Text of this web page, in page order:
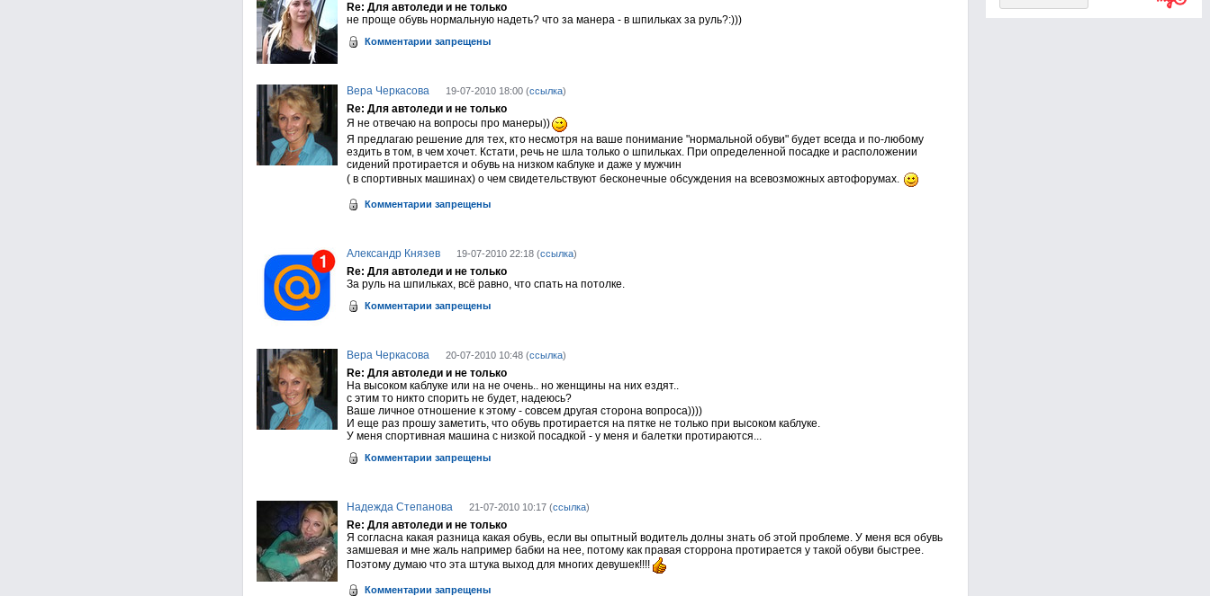
Re: Для автоледи и не только
не проще обувь нормальную надеть? что за манера - в шпильках за руль?:)))
Комментарии запрещены
Вера Черкасова 19-07-2010 18:00 (ссылка)
Re: Для автоледи и не только
Я не отвечаю на вопросы про манеры))
Я предлагаю решение для тех, кто несмотря на ваше понимание "нормальной обуви" будет всегда и по-любому
ездить в том, в чем хочет. Кстати, речь не шла только о шпильках. При определенной посадке и расположении
сидений протирается и обувь на низком каблуке и даже у мужчин
( в спортивных машинах) о чем свидетельствуют бесконечные обсуждения на всевозможных автофорумах.
Комментарии запрещены
Александр Князев 19-07-2010 22:18 (ссылка)
Re: Для автоледи и не только
За руль на шпильках, всё равно, что спать на потолке.
Комментарии запрещены
Вера Черкасова 20-07-2010 10:48 (ссылка)
Re: Для автоледи и не только
На высоком каблуке или на не очень.. но женщины на них ездят..
с этим то никто спорить не будет, надеюсь?
Ваше личное отношение к этому - совсем другая сторона вопроса))))
И еще раз прошу заметить, что обувь протирается на пятке не только при высоком каблуке.
У меня спортивная машина с низкой посадкой - у меня и балетки протираются...
Комментарии запрещены
Надежда Степанова 21-07-2010 10:17 (ссылка)
Re: Для автоледи и не только
Я согласна какая разница какая обувь, если вы опытный водитель долны знать об этой проблеме. У меня вся обувь
замшевая и мне жаль например бабки на нее, потому как правая сторрона протирается у такой обуви быстрее.
Поэтому думаю что эта штука выход для многих девушек!!!!
Комментарии запрещены